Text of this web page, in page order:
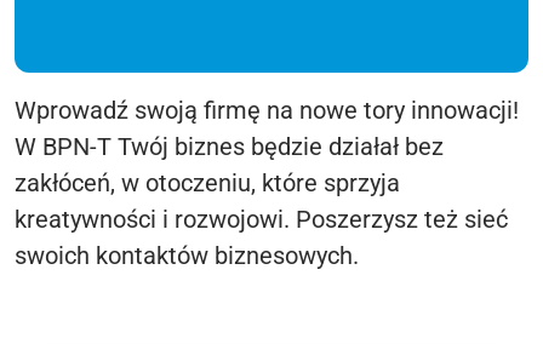
Wprowadź swoją firmę na nowe tory innowacji!
W BPN-T Twój biznes będzie działał bez
zakłóceń, w otoczeniu, które sprzyja
kreatywności i rozwojowi. Poszerzysz też sieć
swoich kontaktów biznesowych.